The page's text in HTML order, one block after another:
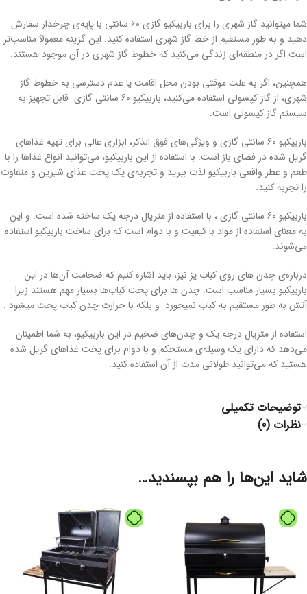
شما میتوانید گاز شهری را برای باربیکیو گازی ۶۰ سانتی با پایه‌ی چرخدار سفارش
دهید و به طور مستقیم از خط گاز شهری استفاده کنید. این گزینه معمولاً مناسب‌تر
است اگر در منطقه‌ای زندگی می‌کنید که خطوط گاز شهری در آن موجود هستند.
همچنین، اگر به علت موقتی بودن محل اقامت یا عدم دسترسی به خطوط گاز
شهری، از گاز کپسولی استفاده می‌کنید، باربیکیو 60 سانتی گازی قابل تجهیز به
سیستم گاز کپسولی است.
باربیکیو 60 سانتی گازی و ویژگی‌های فوق الذکر، ابزاری عالی برای تهیه غذاهای
گریل شده در فضای باز است. با استفاده از این باربیکیو، می‌توانید انواع غذاها را با
طعم و عطر واقعی باربیکیو لذت ببرید و تجربه‌ی یک پخت غذای شیرین و متفاوت
را تجربه کنید.
باربیکیو 60 سانتی گازی ، با استفاده از متریال درجه یک ساخته شده است. و این
به معنای استفاده از مواد با کیفیت و با دوام است که برای ساخت باربیکیو استفاده
می‌شوند.
درباره‌ی چدن های روی کباب پز نیز، باید اشاره کنیم که ضخامت آن‌ها در این
باربیکیو بسیار مناسب است. چدن‌ ها برای پخت کباب‌ها بسیار مهم هستند زیرا
آتش به طور مستقیم به کباب نمیخورد و بلکه با حرارت چدن کباب پخت میشود .
استفاده از متریال درجه یک و چدن‌های ضخیم در این باربیکیو، به شما اطمینان
می‌دهد که دارای یک وسیله‌ی مستحکم و با دوام برای پخت غذاهای گریل شده
هستید که می‌توانید طولانی مدت از آن استفاده کنید.
توضیحات تکمیلی
نظرات (0)
شاید این‌ها را هم بپسندید…